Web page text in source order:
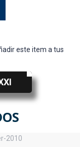
este item a tus